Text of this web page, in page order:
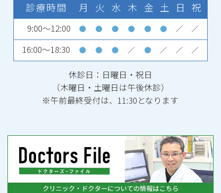
診療時間 月 火 水 木 金 土 日 祝
9:00～12:00 ● ● ● ● ● ● ／ ／
16:00～18:30 ● ● ● ／ ● ／ ／ ／
休診日：日曜日・祝日
（木曜日・土曜日は午後休診）
※午前最終受付は、11:30となります